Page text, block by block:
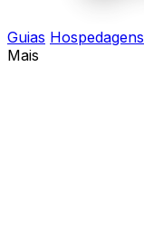
Guias Hospedagens
Mais